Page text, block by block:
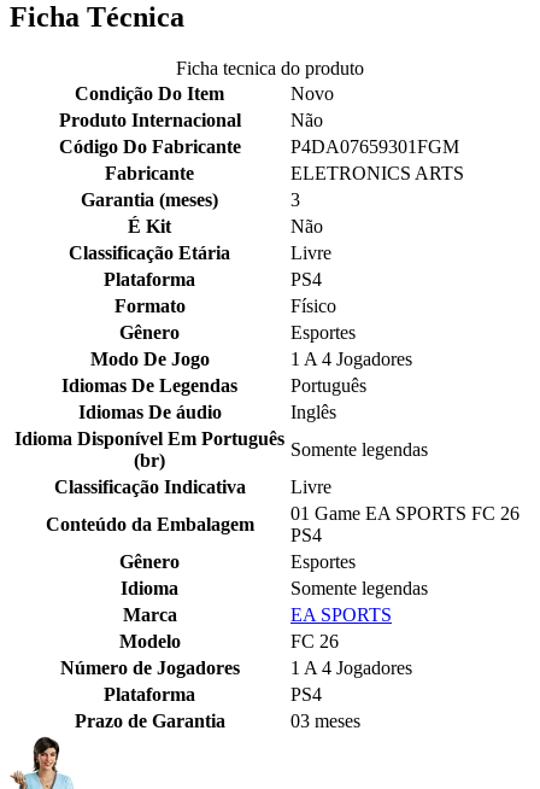
Ficha Técnica
Ficha tecnica do produto
Condição Do Item
Novo
Produto Internacional
Não
Código Do Fabricante
P4DA07659301FGM
Fabricante
ELETRONICS ARTS
Garantia (meses)
3
É Kit
Não
Classificação Etária
Livre
Plataforma
PS4
Formato
Físico
Gênero
Esportes
Modo De Jogo
1 A 4 Jogadores
Idiomas De Legendas
Português
Idiomas De áudio
Inglês
Idioma Disponível Em Português
(br)
Somente legendas
Classificação Indicativa
Livre
Conteúdo da Embalagem
01 Game EA SPORTS FC 26
PS4
Gênero
Esportes
Idioma
Somente legendas
Marca
EA SPORTS
Modelo
FC 26
Número de Jogadores
1 A 4 Jogadores
Plataforma
PS4
Prazo de Garantia
03 meses